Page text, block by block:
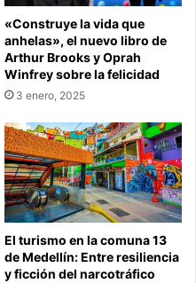
«Construye la vida que
anhelas», el nuevo libro de
Arthur Brooks y Oprah
Winfrey sobre la felicidad
3 enero, 2025
El turismo en la comuna 13
de Medellín: Entre resiliencia
y ficción del narcotráfico